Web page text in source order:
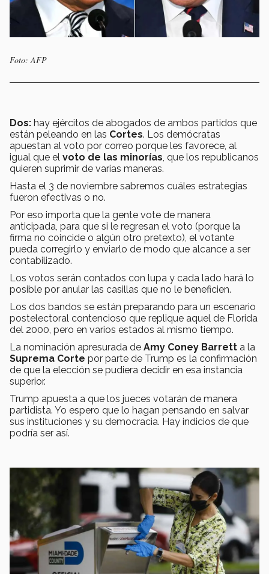
Foto: AFP
Dos: hay ejércitos de abogados de ambos partidos que
están peleando en las Cortes. Los demócratas
apuestan al voto por correo porque les favorece, al
igual que el voto de las minorías , que los republicanos
quieren suprimir de varias maneras.
Hasta el 3 de noviembre sabremos cuáles estrategias
fueron efectivas o no.
Por eso importa que la gente vote de manera
anticipada, para que si le regresan el voto (porque la
firma no coincide o algún otro pretexto), el votante
pueda corregirlo y enviarlo de modo que alcance a ser
contabilizado.
Los votos serán contados con lupa y cada lado hará lo
posible por anular las casillas que no le beneficien.
Los dos bandos se están preparando para un escenario
postelectoral contencioso que replique aquel de Florida
del 2000, pero en varios estados al mismo tiempo.
La nominación apresurada de Amy Coney Barrett a la
Suprema Corte por parte de Trump es la confirmación
de que la elección se pudiera decidir en esa instancia
superior.
Trump apuesta a que los jueces votarán de manera
partidista. Yo espero que lo hagan pensando en salvar
sus instituciones y su democracia. Hay indicios de que
podría ser así.